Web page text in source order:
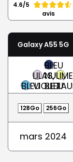
4.6/5
avis
Galaxy A55 5G
BLEU
LILAS,
VIOLET
BLEU
NUIT,
BLEU
128Go 256Go
mars 2024